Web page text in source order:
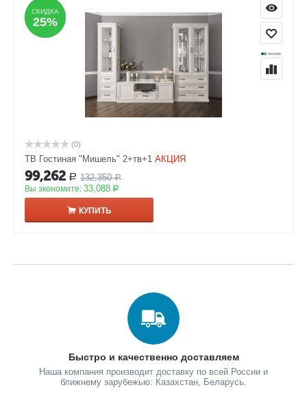
СКИДКА
25%
СКИДКА
25%
(0)
ТВ Гостиная "Мишель" 2+тв+1 АКЦИЯ
99,262 Р 132,350 Р
Вы экономите: 33,088 Р
КУПИТЬ
Быстро и качественно доставляем
Наша компания производит доставку по всей России и
ближнему зарубежью: Казахстан, Беларусь.